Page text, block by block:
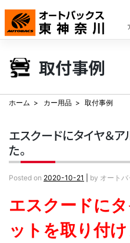
Skip
content
取付事例
ホーム カー用品 取付事例
エスクードにタイヤ＆
た。
Posted on 2020-10-21 by オート
エスクードに
ットを取り付け